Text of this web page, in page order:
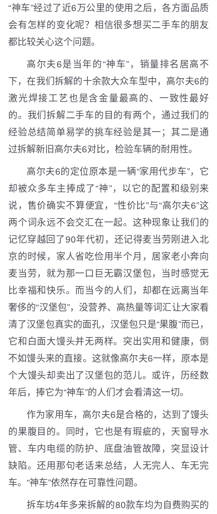
“神车”经过了近6万公里的使用之后，各方面品质
会有怎样的变化呢？相信很多想买二手车的朋友
都比较关心这个问题。
高尔夫6是当年的“神车”，销量排名居高不
下，在我们拆解的十余款大众车型中，高尔夫6的
激光焊接工艺也是含金量最高的、一致性最好
的。我们拆解二手车的目的有两个，通过我们的
经验总结简单易学的挑车经验是其一；其二是通
过拆解新旧高尔夫6对比，检验车辆的耐用性。
高尔夫6的定位原本是一辆“家用代步车”，它
却被众多车主捧成了“神”，以它的配置和级别来
说，售价确实不算便宜，“性价比”与“高尔夫6”这
两个词永远不会交汇在一起。这种现象让我们的
记忆穿越回了90年代初，还记得麦当劳刚进入北
京的时候，家人省吃俭用半个月，居家老小奔向
麦当劳，就为那一口巨无霸汉堡包，当时感觉无
比幸福和快乐。而当今的人们，却都在远离当年
奢侈的“汉堡包”，没营养、高热量等词汇让大家看
清了汉堡包真实的面孔，汉堡包只是“果腹”而已，
它和白面大馒头并无两样。突出实用和健康，倒
不如馒头来的直接。这就像高尔夫6一样，原本是
个大馒头却卖出了汉堡包的范儿。或许，历经数
年后，捧它为“神车”的人们才会看清这一切。
作为家用车，高尔夫6是合格的，达到了馒头
的果腹目的。同时，它也是有瑕疵的，天窗导水
管、车内电缆的防护、底盘油管故障，突显设计
缺陷。还用那句老话来总结，人无完人、车无完
车。“神车”依然存在可靠性问题。
拆车坊4年多来拆解的80款车均为自费购买的